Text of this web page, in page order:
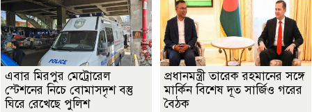
এবার মিরপুর মেট্রোরেল
স্টেশনের নিচে বোমাসদৃশ বস্তু
ঘিরে রেখেছে পুলিশ
প্রধানমন্ত্রী তারেক রহমানের সঙ্গে
মার্কিন বিশেষ দূত সার্জিও গরের
বৈঠক